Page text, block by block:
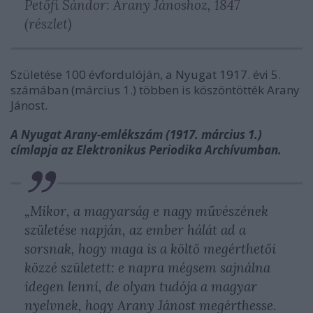
Petőfi Sándor: Arany Jánoshoz, 1847
(részlet)
Születése 100 évfordulóján, a Nyugat 1917. évi 5.
számában (március 1.) többen is köszöntötték Arany
Jánost.
A Nyugat Arany-emlékszám (1917. március 1.)
címlapja az Elektronikus Periodika Archívumban.
„Mikor, a magyarság e nagy művészének
születése napján, az ember hálát ad a
sorsnak, hogy maga is a költő megérthetői
közzé született: e napra mégsem sajnálna
idegen lenni, de olyan tudója a magyar
nyelvnek, hogy Arany Jánost megérthesse.